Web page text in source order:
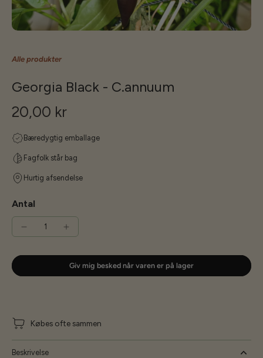
Alle produkter
Georgia Black - C.annuum
20,00 kr
Bæredygtig emballage
Fagfolk står bag
Hurtig afsendelse
Antal
Giv mig besked når varen er på lager
Købes ofte sammen
Beskrivelse